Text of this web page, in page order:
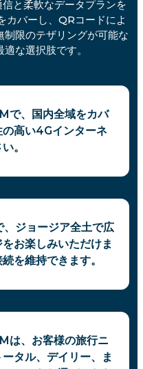
と柔軟なデータプランを
カバーし、QRコードによ
制限のテザリングが可能な
な選択肢です。
で、国内全域をカバ
高い4Gインターネ
。
ジョージア全土で広
お楽しみいただけま
を維持できます。
は、お客様の旅行ニ
タル、デイリー、ま